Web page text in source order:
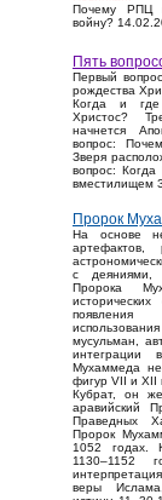
Почему РПЦ
войну?
Пять
Первый
рождества
Когда и
Христос?
начнется
вопрос:
Зверя
вопрос:
вместилищем
Пророк
На основе
с
Пророка
исторических
мусульман,
интеграции
Мухаммеда
фигур VII и XII
Кубрат, он
аравийский
Праведных
Пророк
1052 годах.
1130–1152
веры